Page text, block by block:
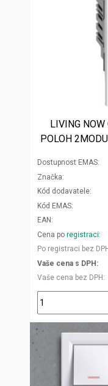
LIVING
POLOH
Dostupnost EMAS
Značka
Kód dodavatele
Kód EMAS
EAN
Cena po registraci
Po registraci bez DPH
Vaše cena s DPH
Vaše cena bez DPH